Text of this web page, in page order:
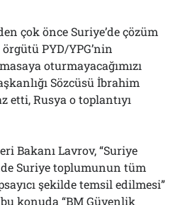
çok önce Suriye’de çözüm
PYD/YPG’nin
oturmayacağımızı
Sözcüsü İbrahim
etti, Rusya o toplantıyı
Bakanı Lavrov, “Suriye
Suriye toplumunun tüm
şekilde temsil edilmesi”
konuda “BM Güvenlik